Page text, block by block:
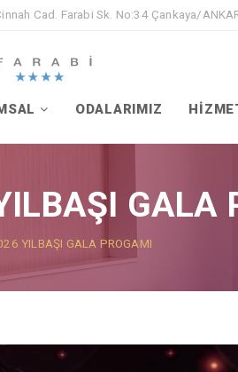
Cad. Farabi Sk. No:34 Çankaya/
ODALARIMIZ
GALA
YILBAŞI GALA PROGAMI